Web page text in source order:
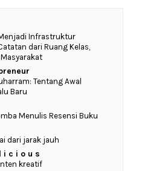
Infrastruktur
dari Ruang Kelas,
Tentang Awal
Baru
Menulis Resensi Buku
dari jarak jauh
i c i o u s
kreatif